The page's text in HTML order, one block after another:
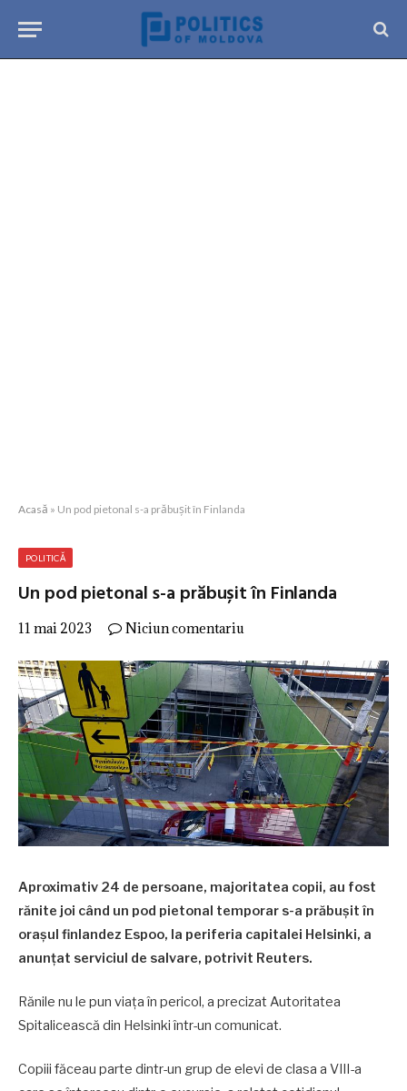
Acasă » Un pod pietonal s-a prăbușit în Finlanda
POLITICĂ
Un pod pietonal s-a prăbușit în Finlanda
11 mai 2023 Niciun comentariu
Aproximativ 24 de persoane, majoritatea copii, au fost
rănite joi când un pod pietonal temporar s-a prăbușit în
orașul finlandez Espoo, la periferia capitalei Helsinki, a
anunțat serviciul de salvare, potrivit Reuters.
Rănile nu le pun viața în pericol, a precizat Autoritatea
Spitalicească din Helsinki într-un comunicat.
Copiii făceau parte dintr-un grup de elevi de clasa a VIII-a